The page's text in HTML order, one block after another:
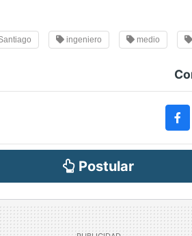
ingeniero medio
Postular